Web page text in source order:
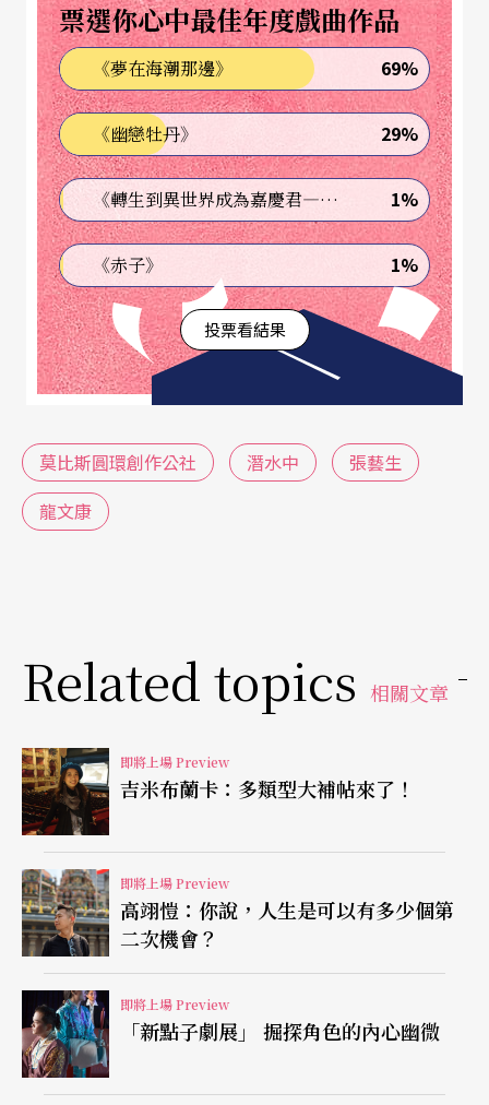
隔離，人彷彿置身事外，享受片刻的安寧、面對自
己；而「潛水中」並非一個靜止的狀態，而是一段
時空不斷交錯的期間，一個審視自己內在的過程，
「平常以為最重要的規則不再重要，更覺自由自
在。」
《潛水中》由曾提名金馬獎最佳編劇的龍文康編
寫，故事描述一次潛水意外，丈夫被延誤了搶救的
時間，因腦部缺氧而全身癱瘓，只有雙眼不時乏力
地眨著，意識模糊時刻他的身邊出現了七位不同身
分的女性，似是現實的探訪，又似過往的回憶，虛
虛實實的夢境片段，投射潛意識中現實與內在的牽
絆。張藝生親自擔綱男主角，透過肢體、聲音、影
像和數位裝置結合，以具象的身體表現抽象的心
等，再度展現一人分飾多角的演技。
讓參演者都清楚的「直覺創作法」
不同於導演為中心的劇場，張藝生稱這次的組合是
「直覺創作法」，當參與演出的人都對這齣戲的概
念清楚，把「目的」放下後，才是創作的開始。他
表示，觀眾雖然無法參與創作過程，但一定會獲得
意想不到的驚奇，期望大家面對紛紛擾擾時，可以
在精神上創造多一點自由空間。編劇龍文康說：
「我們有太多自以為的計算，但真誠欠奉，當你相
信直覺，創作本身就不知不覺替你開了一條路。」
票選你心中最佳年度戲曲作品
《夢在海潮那邊》 69%
《幽戀牡丹》 29%
《轉生到異世界成為嘉慶君—發現我的祖先是詐騙集團!?》 1%
《赤子》 1%
投票看結果
莫比斯圓環創作公社 潛水中
張藝生
龍文康
Related topics 相關文章
即將上場 Preview
吉米布蘭卡：多類型大補帖來了！
即將上場 Preview
高翊愷：你說，人生是可以有多少個第
二次機會？
即將上場 Preview
「新點子劇展」 掘探角色的內心幽微